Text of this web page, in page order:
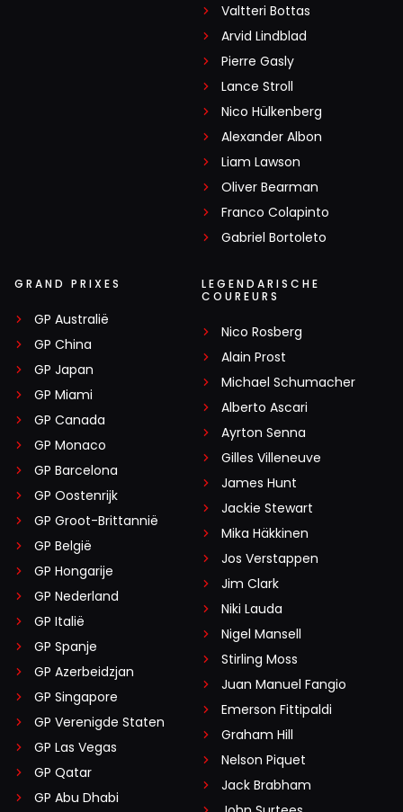
Valtteri Bottas
Arvid Lindblad
Pierre Gasly
Lance Stroll
Nico Hülkenberg
Alexander Albon
Liam Lawson
Oliver Bearman
Franco Colapinto
Gabriel Bortoleto
GRAND PRIXES
GP Australië
GP China
GP Japan
GP Miami
GP Canada
GP Monaco
GP Barcelona
GP Oostenrijk
GP Groot-Brittannië
GP België
GP Hongarije
GP Nederland
GP Italië
GP Spanje
GP Azerbeidzjan
GP Singapore
GP Verenigde Staten
GP Las Vegas
GP Qatar
GP Abu Dhabi
LEGENDARISCHE
COUREURS
Nico Rosberg
Alain Prost
Michael Schumacher
Alberto Ascari
Ayrton Senna
Gilles Villeneuve
James Hunt
Jackie Stewart
Mika Häkkinen
Jos Verstappen
Jim Clark
Niki Lauda
Nigel Mansell
Stirling Moss
Juan Manuel Fangio
Emerson Fittipaldi
Graham Hill
Nelson Piquet
Jack Brabham